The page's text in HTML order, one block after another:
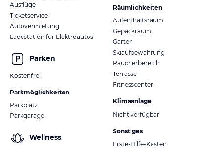
Ausflüge
Ticketservice
Autovermietung
Ladestation für Elektroautos
Parken
Kostenfrei
Parkmöglichkeiten
Parkplatz
Parkgarage
Wellness
Räumlichkeiten
Aufenthaltsraum
Gepäckraum
Garten
Skiaufbewahrung
Raucherbereich
Terrasse
Fitnesscenter
Klimaanlage
Nicht verfügbar
Sonstiges
Erste-Hilfe-Kasten